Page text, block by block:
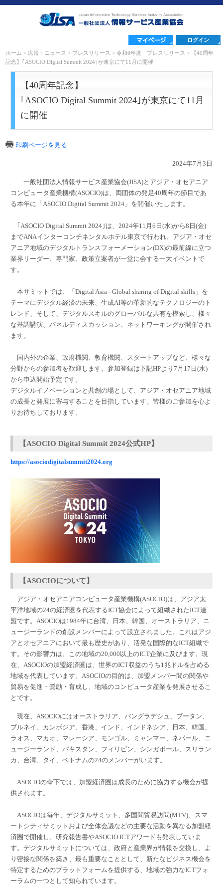
ログイン
ホーム > 広報・ニュース > プレスリリース >令和6年度 プレスリリース >
【40周年
記念】｢ASOCIO Digital Summit 2024｣が東京にて11月に開催
【40周年記念】
｢ASOCIO Digital Summit 2024｣が東京にて11月
に開催
印刷ページを見る
2024年7月3日
一般社団法人情報サービス産業協会(JISA)とアジア・オセアニア
コンピュータ産業機構(ASOCIO)は、両団体の発足40周年の節目であ
る本年に「ASOCIO Digital Summit 2024」を開催いたします。
｢ASOCIO Digital Summit 2024｣は、2024年11月6日(水)から8日(金)
までANAインターコンチネンタルホテル東京で行われ、アジア・オセ
アニア地域のデジタルトランスフォーメーション(DX)の最前線に立つ
業界リーダー、専門家、政策立案者が一堂に会する一大イベントで
す。
本サミットでは、「Digital Asia - Global sharing of Digital skills」を
テーマにデジタル経済の未来、生成AI等の革新的なテクノロジーのト
レンド、そして、デジタルスキルのグローバルな共有を模索し、様々
な基調講演、パネルディスカッション、ネットワーキングが開催され
ます。
国内外の企業、政府機関、教育機関、スタートアップなど、様々な
分野からの参加者を歓迎します。参加登録は下記HPより7月17日(水)
から申込開始予定です。
デジタルイノベーションと共創の場として、アジア・オセアニア地域
の成長と発展に寄与することを目指しています。皆様のご参加を心よ
りお待ちしております。
【ASOCIO Digital Summit 2024公式HP】
https://asociodigitalsummit2024.org
【ASOCIOについて】
アジア・オセアニアコンピュータ産業機構(ASOCIO)は、アジア太
平洋地域の24の経済圏を代表するICT協会によって組織されたICT連
盟です。ASOCIOは1984年に台湾、日本、韓国、オーストラリア、ニ
ュージーランドの創設メンバーによって設立されました。これはアジ
アとオセアニアにおいて最も歴史があり、活発な国際的なICT組織で
す。その影響力は、この地域の20,000以上のICT企業に及びます。現
在、ASOCIOの加盟経済圏は、世界のICT収益のうち1兆ドルを占める
地域を代表しています。ASOCIOの目的は、加盟メンバー間の関係や
貿易を促進・奨励・育成し、地域のコンピュータ産業を発展させるこ
とです。
現在、ASOCIOにはオーストラリア、バングラデシュ、ブータン、
ブルネイ、カンボジア、香港、インド、インドネシア、日本、韓国、
ラオス、マカオ、マレーシア、モンゴル、ミャンマー、ネパール、ニ
ュージーランド、パキスタン、フィリピン、シンガポール、スリラン
カ、台湾、タイ、ベトナムの24のメンバーがいます。
ASOCIOの傘下では、加盟経済圏は成長のために協力する機会が提
供されます。
ASOCIOは毎年、デジタルサミット、多国間貿易訪問(MTV)、スマ
ートシティサミットおよび全体会議などの主要な活動を異なる加盟経
済圏で開催し、研究報告書やASOCIO ICTアワードも発表していま
す。デジタルサミットについては、政府と産業界が情報を交換し、よ
り密接な関係を築き、最も重要なこととして、新たなビジネス機会を
特定するためのプラットフォームを提供する、地域の強力なICTフォ
ーラムの一つとして知られています。